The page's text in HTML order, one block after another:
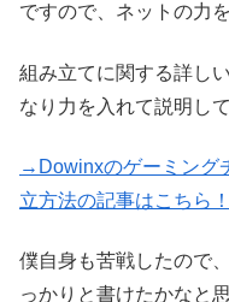
ですので、ネットの力
組み立てに関する詳し
なり力を入れて説明して
→Dowinxのゲーミング
立方法の記事はこちら！
僕自身も苦戦したので
っかりと書けたかなと